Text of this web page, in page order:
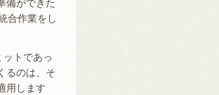
備ができた
合作業をし
トであっ
るのは、そ
用します